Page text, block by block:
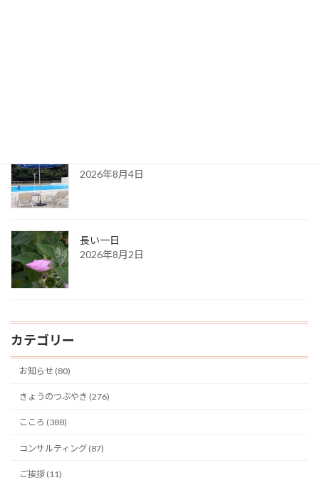
2026年8月4日
長い一日
2026年8月2日
カテゴリー
お知らせ (80)
きょうのつぶやき (276)
こころ (388)
コンサルティング (87)
ご挨拶 (11)